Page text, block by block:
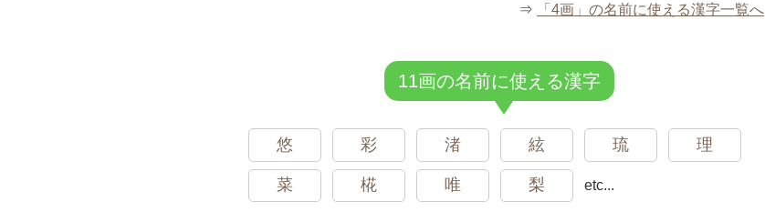
⇒ 「4画」の名前に使える漢字一覧へ
11画の名前に使える漢字
悠 彩 渚 絃 琉 理
菜 椛 唯 梨 etc...